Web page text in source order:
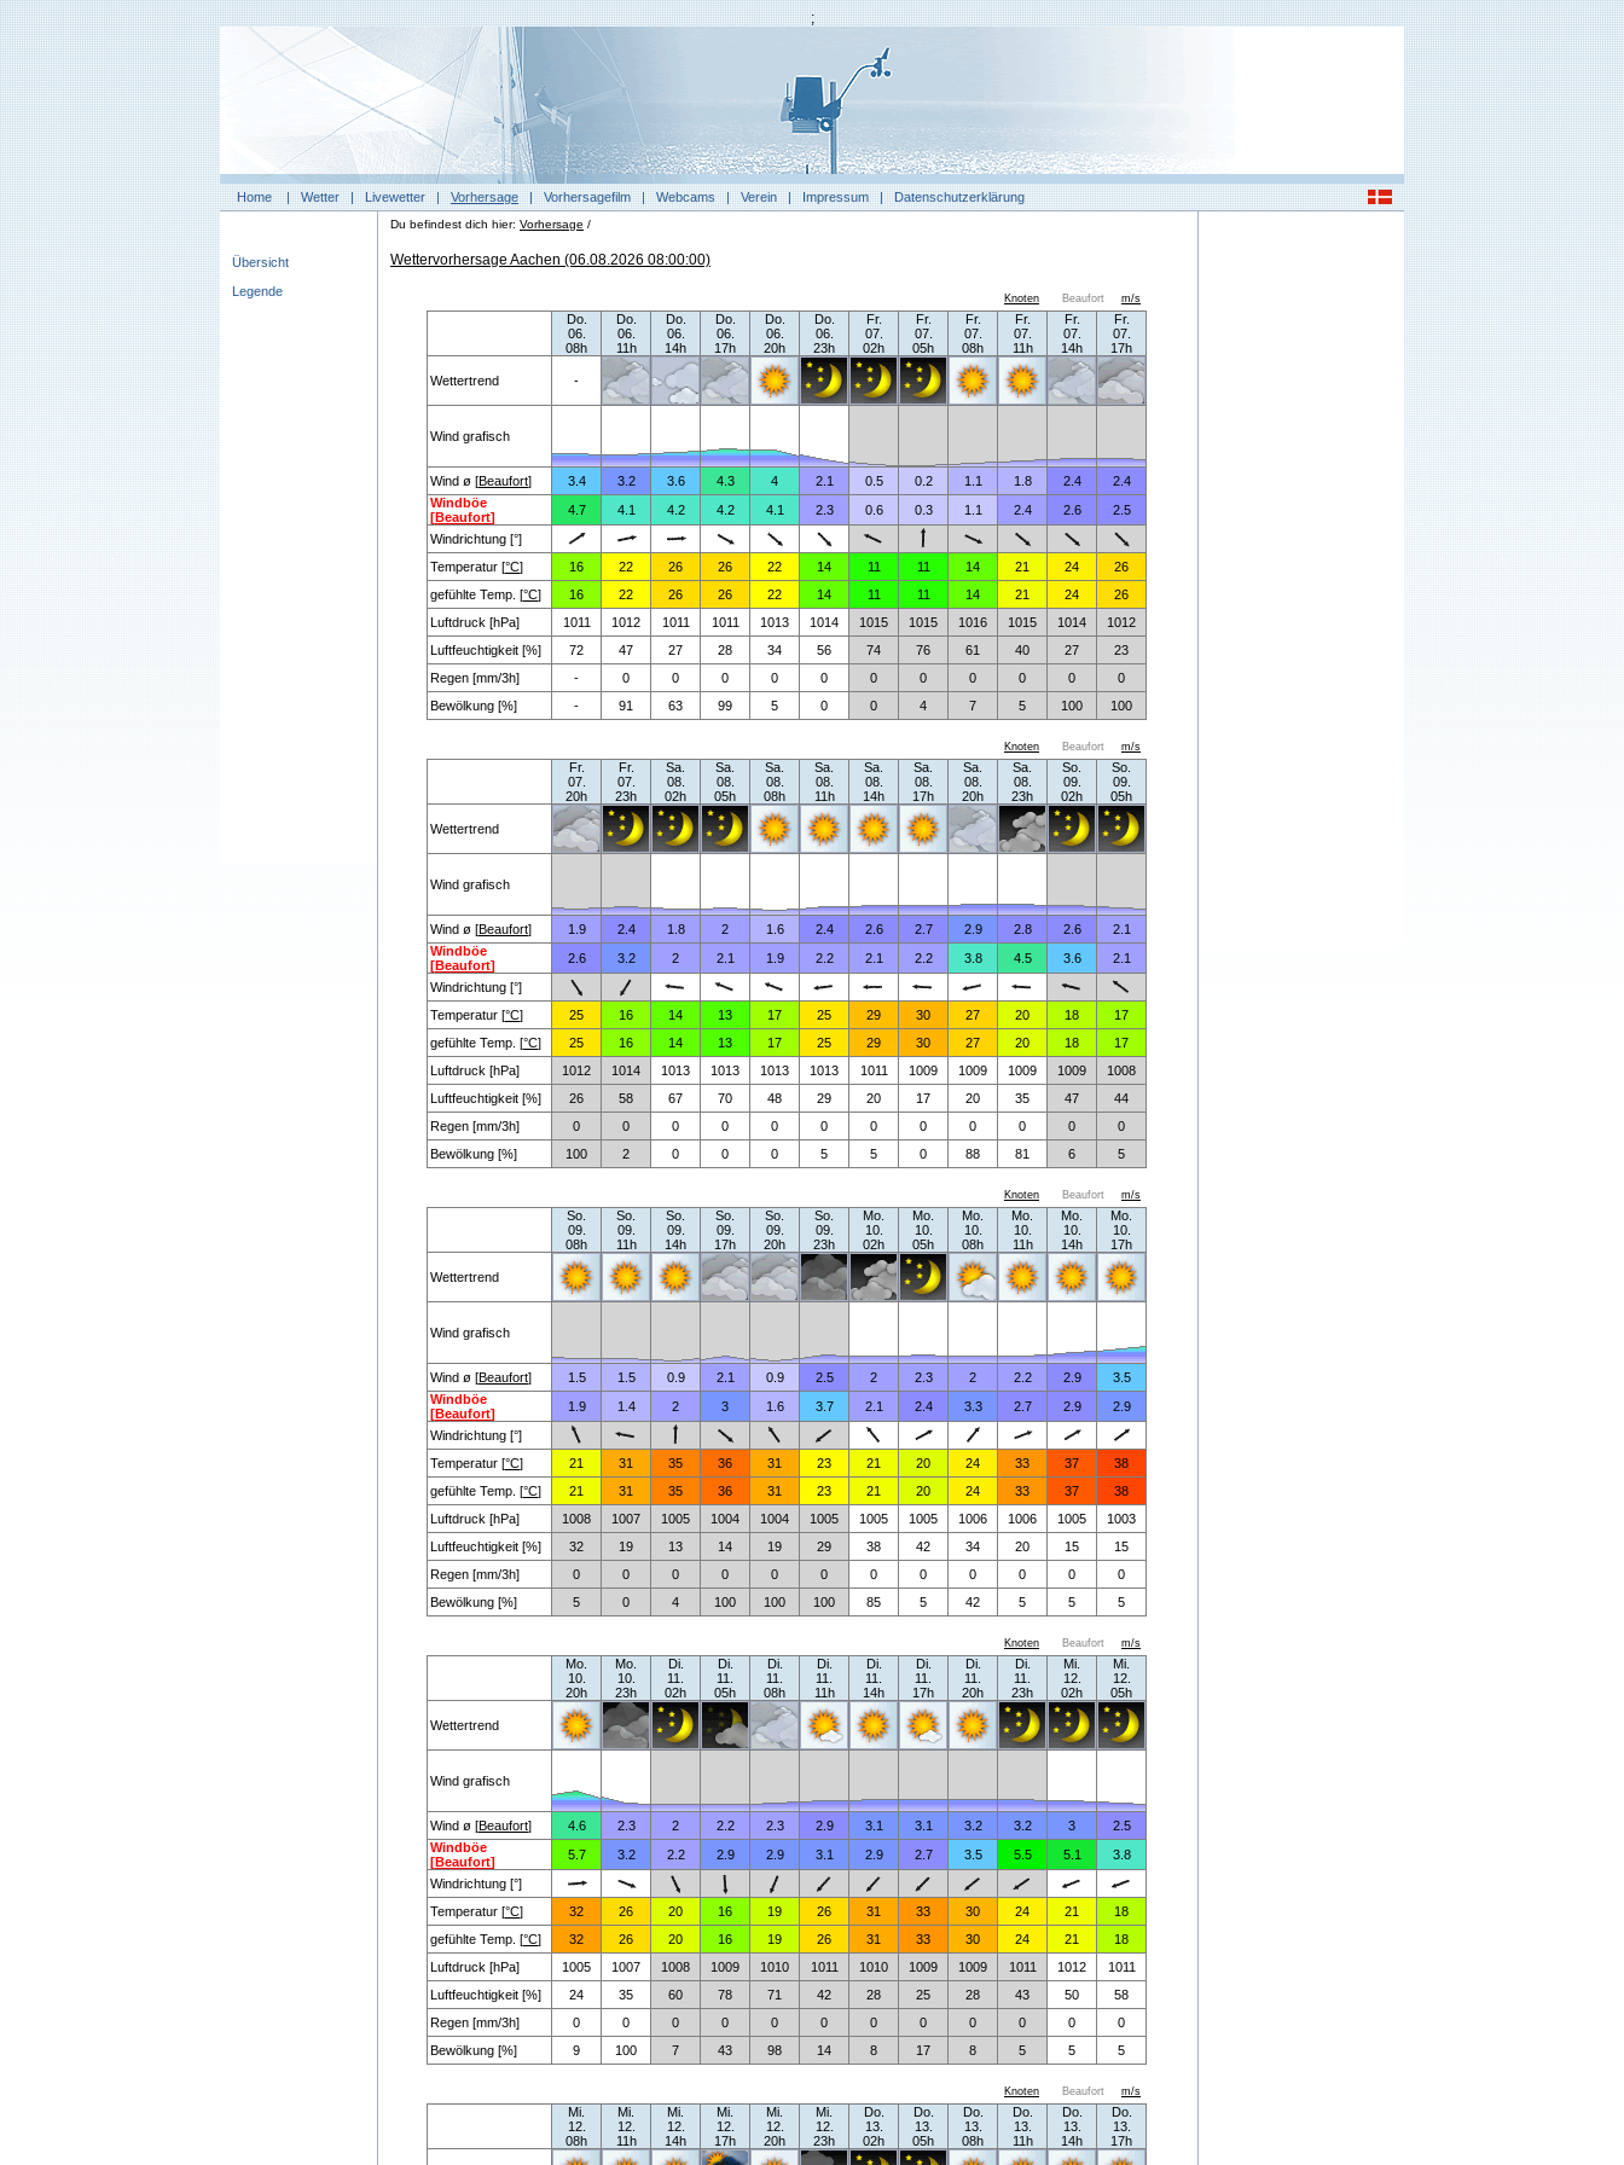
;
Home|Wetter|Livewetter|Vorhersage|Vorhersagefilm|Webcams|Verein|Impressum|Datenschutzerklärung
Übersicht
Legende
Du befindest dich hier: Vorhersage /
Wettervorhersage Aachen (06.08.2026 08:00:00)
Knoten Beaufort m/s
Do.
06.
08h
Do.
06.
11h
Do.
06.
14h
Do.
06.
17h
Do.
06.
20h
Do.
06.
23h
Fr.
07.
02h
Fr.
07.
05h
Fr.
07.
08h
Fr.
07.
11h
Fr.
07.
14h
Fr.
07.
17h
Wettertrend -
Wind grafisch
Wind ø [Beaufort] 3.4 3.2 3.6 4.3 4 2.1 0.5 0.2 1.1 1.8 2.4
2.4
Windböe
[Beaufort] 4.7 4.1 4.2 4.2 4.1 2.3 0.6 0.3 1.1 2.4 2.6
2.5
Windrichtung [°]
Temperatur [°C] 16 22 26 26 22 14 11 11 14 21 24
26
gefühlte Temp. [°C] 16 22 26 26 22 14 11 11 14 21 24
26
Luftdruck [hPa]
1011 1012 1011 1011 1013 1014 1015 1015 1016 1015 1014
1012
Luftfeuchtigkeit [%]
72 47 27 28 34 56 74 76 61 40 27
23
Regen [mm/3h]
- 0 0 0 0 0 0 0 0 0 0
0
Bewölkung [%]
- 91 63 99 5 0 0 4 7 5 100 100
Knoten Beaufort m/s
Fr.
07.
20h
Fr.
07.
23h
Sa.
08.
02h
Sa.
08.
05h
Sa.
08.
08h
Sa.
08.
11h
Sa.
08.
14h
Sa.
08.
17h
Sa.
08.
20h
Sa.
08.
23h
So.
09.
02h
So.
09.
05h
Wettertrend
Wind grafisch
Wind ø [Beaufort] 1.9 2.4 1.8 2 1.6 2.4 2.6 2.7 2.9 2.8 2.6
2.1
Windböe
[Beaufort] 2.6 3.2 2 2.1 1.9 2.2 2.1 2.2 3.8 4.5 3.6
2.1
Windrichtung [°]
Temperatur [°C] 25 16 14 13 17 25 29 30 27 20 18
17
gefühlte Temp. [°C] 25 16 14 13 17 25 29 30 27 20 18
17
Luftdruck [hPa]
1012 1014 1013 1013 1013 1013 1011 1009 1009 1009 1009
1008
Luftfeuchtigkeit [%]
26 58 67 70 48 29 20 17 20 35 47
44
Regen [mm/3h]
0 0 0 0 0 0 0 0 0 0 0
0
Bewölkung [%]
100 2 0 0 0 5 5 0 88 81 6 5
Knoten Beaufort m/s
So.
09.
08h
So.
09.
11h
So.
09.
14h
So.
09.
17h
So.
09.
20h
So.
09.
23h
Mo.
10.
02h
Mo.
10.
05h
Mo.
10.
08h
Mo.
10.
11h
Mo.
10.
14h
Mo.
10.
17h
Wettertrend
Wind grafisch
Wind ø [Beaufort] 1.5 1.5 0.9 2.1 0.9 2.5 2 2.3 2 2.2 2.9
3.5
Windböe
[Beaufort] 1.9 1.4 2 3 1.6 3.7 2.1 2.4 3.3 2.7 2.9
2.9
Windrichtung [°]
Temperatur [°C] 21 31 35 36 31 23 21 20 24 33 37
38
gefühlte Temp. [°C] 21 31 35 36 31 23 21 20 24 33 37
38
Luftdruck [hPa]
1008 1007 1005 1004 1004 1005 1005 1005 1006 1006 1005
1003
Luftfeuchtigkeit [%]
32 19 13 14 19 29 38 42 34 20 15
15
Regen [mm/3h]
0 0 0 0 0 0 0 0 0 0 0
0
Bewölkung [%]
5 0 4 100 100 100 85 5 42 5 5 5
Knoten Beaufort m/s
Mo.
10.
20h
Mo.
10.
23h
Di.
11.
02h
Di.
11.
05h
Di.
11.
08h
Di.
11.
11h
Di.
11.
14h
Di.
11.
17h
Di.
11.
20h
Di.
11.
23h
Mi.
12.
02h
Mi.
12.
05h
Wettertrend
Wind grafisch
Wind ø [Beaufort] 4.6 2.3 2 2.2 2.3 2.9 3.1 3.1 3.2 3.2 3
2.5
Windböe
[Beaufort] 5.7 3.2 2.2 2.9 2.9 3.1 2.9 2.7 3.5 5.5 5.1
3.8
Windrichtung [°]
Temperatur [°C] 32 26 20 16 19 26 31 33 30 24 21
18
gefühlte Temp. [°C] 32 26 20 16 19 26 31 33 30 24 21
18
Luftdruck [hPa]
1005 1007 1008 1009 1010 1011 1010 1009 1009 1011 1012
1011
Luftfeuchtigkeit [%]
24 35 60 78 71 42 28 25 28 43 50
58
Regen [mm/3h]
0 0 0 0 0 0 0 0 0 0 0
0
Bewölkung [%]
9 100 7 43 98 14 8 17 8 5 5 5
Knoten Beaufort m/s
Mi.
12.
08h
Mi.
12.
11h
Mi.
12.
14h
Mi.
12.
17h
Mi.
12.
20h
Mi.
12.
23h
Do.
13.
02h
Do.
13.
05h
Do.
13.
08h
Do.
13.
11h
Do.
13.
14h
Do.
13.
17h